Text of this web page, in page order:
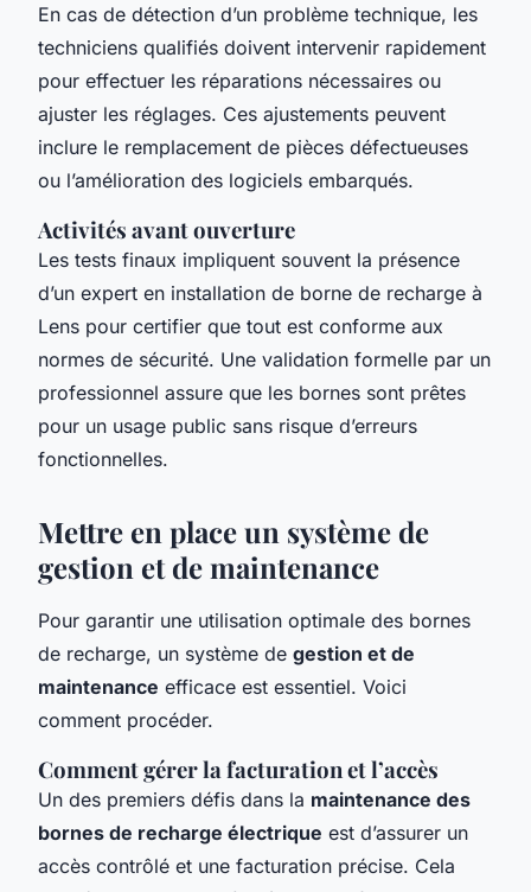
En cas de détection d’un problème technique, les
techniciens qualifiés doivent intervenir rapidement
pour effectuer les réparations nécessaires ou
ajuster les réglages. Ces ajustements peuvent
inclure le remplacement de pièces défectueuses
ou l’amélioration des logiciels embarqués.
Activités avant ouverture
Les tests finaux impliquent souvent la présence
d’un expert en installation de borne de recharge à
Lens pour certifier que tout est conforme aux
normes de sécurité. Une validation formelle par un
professionnel assure que les bornes sont prêtes
pour un usage public sans risque d’erreurs
fonctionnelles.
Mettre en place un système de
gestion et de maintenance
Pour garantir une utilisation optimale des bornes
de recharge, un système de gestion et de
maintenance efficace est essentiel. Voici
comment procéder.
Comment gérer la facturation et l’accès
Un des premiers défis dans la maintenance des
bornes de recharge électrique est d’assurer un
accès contrôlé et une facturation précise. Cela